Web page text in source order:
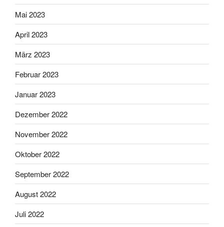
Mai 2023
April 2023
März 2023
Februar 2023
Januar 2023
Dezember 2022
November 2022
Oktober 2022
September 2022
August 2022
Juli 2022